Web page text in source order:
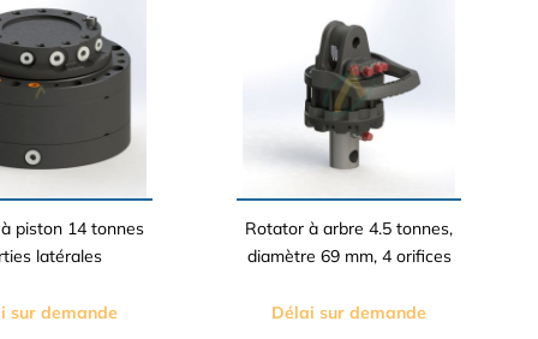
piston 14 tonnes
latérales
sur demande
Rotator à arbre 4.5 tonnes,
diamètre 69 mm, 4 orifices
Délai sur demande